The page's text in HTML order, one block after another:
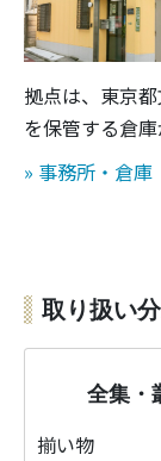
拠点は、東京
を保管する倉庫
» 事務所・倉庫
取り扱い
全集・
揃い物